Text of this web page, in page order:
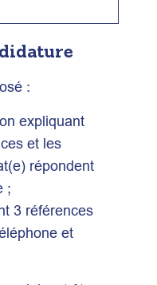
:
expliquant
et les
répondent
;
3 références
et